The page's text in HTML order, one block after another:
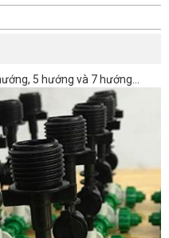
5 hướng và 7 hướng...